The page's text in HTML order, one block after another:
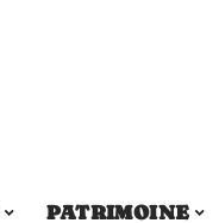
PATRIMOINE